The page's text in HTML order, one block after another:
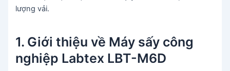
lượng vải.
1. Giới thiệu về Máy sấy công
nghiệp Labtex LBT-M6D